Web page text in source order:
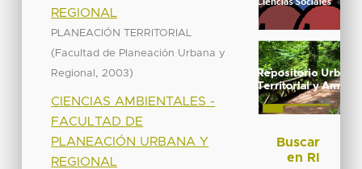
REGIONAL
PLANEACIÓN TERRITORIAL
( Facultad de Planeación Urbana y
Regional , 2003)
CIENCIAS AMBIENTALES -
FACULTAD DE
PLANEACIÓN URBANA Y
REGIONAL
Buscar
en RI